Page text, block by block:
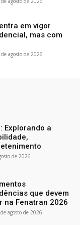
em vigor
mas com
agosto de 2026
Explorando a
de 2026
que devem
na Fenatran 2026
agosto de 2026